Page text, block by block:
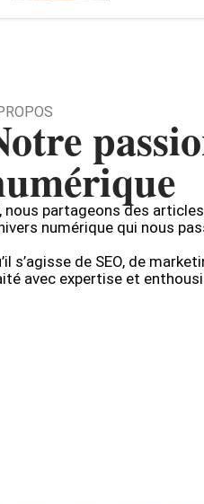
nous partageons des
numérique qui nous
s’agisse de SEO, de
avec expertise et